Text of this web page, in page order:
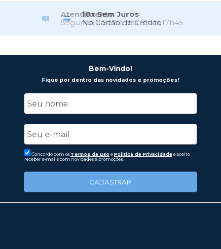
Atendimento
Segunda a Sexta das 8h às 17h45
Bem-Vindo!
Fique por dentro das novidades e promoções!
Concordo com os Termos de uso ePolitica de Privacidadee aceito
receber e-mails com novidades e promoções.
CADASTRAR